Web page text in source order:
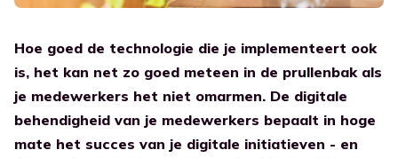
Leer meer over de werkplek
Whitepaper
Ontdek onze whitepapers
Case study
Wat onze klanten zeggen
Support
Hoe goed de technologie die je implementeert ook
is, het kan net zo goed meteen in de prullenbak als
je medewerkers het niet omarmen. De digitale
behendigheid van je medewerkers bepaalt in hoge
mate het succes van je digitale initiatieven - en